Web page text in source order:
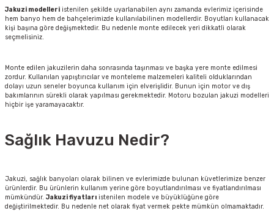
Jakuzi modelleri istenilen şekilde uyarlanabilen aynı zamanda evlerimiz içerisinde
hem banyo hem de bahçelerimizde kullanılabilinen modellerdir. Boyutları kullanacak
kişi başına göre değişmektedir. Bu nedenle monte edilecek yeri dikkatli olarak
seçmelisiniz.
Monte edilen jakuzilerin daha sonrasında taşınması ve başka yere monte edilmesi
zordur. Kullanılan yapıştırıcılar ve monteleme malzemeleri kaliteli olduklarından
dolayı uzun seneler boyunca kullanım için elverişlidir. Bunun için motor ve dış
bakımlarının sürekli olarak yapılması gerekmektedir. Motoru bozulan jakuzi modelleri
hiçbir işe yaramayacaktır.
Sağlık Havuzu Nedir?
Jakuzi, sağlık banyoları olarak bilinen ve evlerimizde bulunan küvetlerimize benzer
ürünlerdir. Bu ürünlerin kullanım yerine göre boyutlandırılması ve fiyatlandırılması
mümkündür. Jakuzi fiyatları istenilen modele ve büyüklüğüne göre
değiştirilmektedir. Bu nedenle net olarak fiyat vermek pekte mümkün olmamaktadır.